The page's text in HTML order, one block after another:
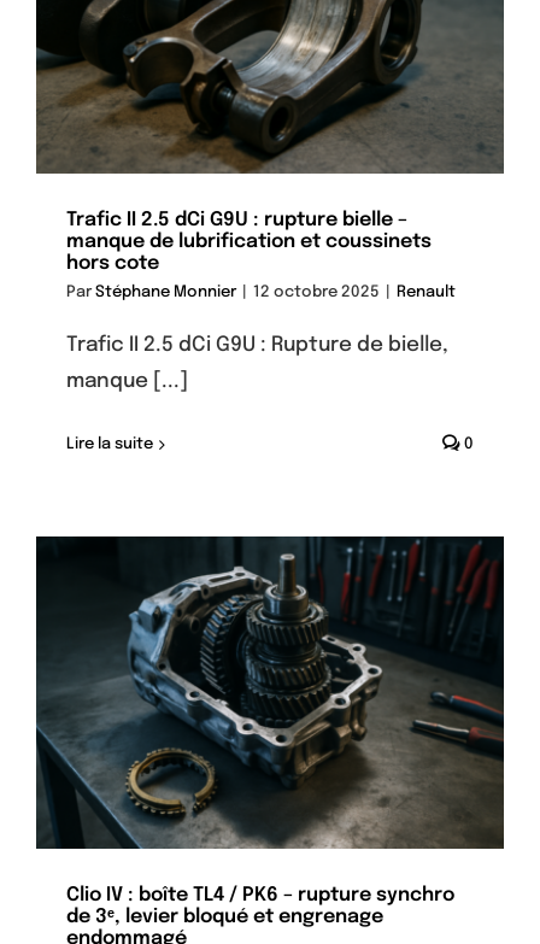
Trafic II 2.5 dCi G9U : rupture bielle –
manque de lubrification et coussinets
hors cote
ParStéphane Monnier 12 octobre 2025 Renault
Trafic II 2.5 dCi G9U : Rupture de bielle,
manque [...]
Lire la suite 0
Clio IV : boîte TL4 / PK6 – rupture synchro
de 3ᵉ, levier bloqué et engrenage
endommagé